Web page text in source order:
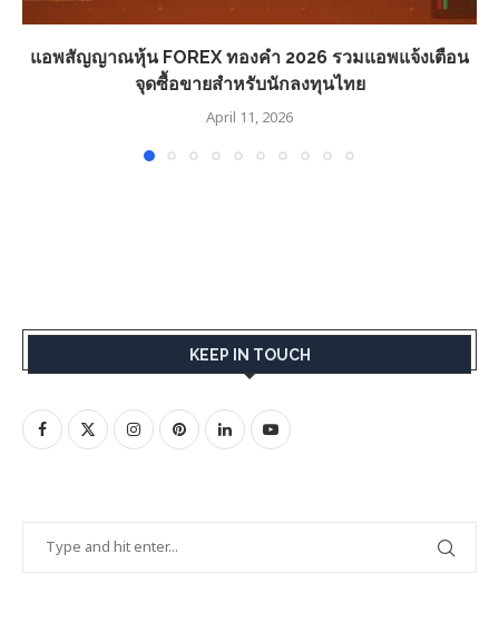
แอพสัญญาณหุ้น FOREX ทองคำ 2026 รวมแอพแจ้งเตือน
จุดซื้อขายสำหรับนักลงทุนไทย
April 11, 2026
KEEP IN TOUCH